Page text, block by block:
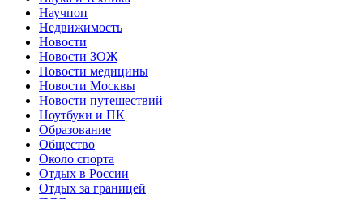
Научпоп
Недвижимость
Новости
Новости ЗОЖ
Новости медицины
Новости Москвы
Новости путешествий
Ноутбуки и ПК
Образование
Общество
Около спорта
Отдых в России
Отдых за границей